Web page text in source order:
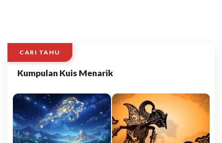
CARI TAHU
Kumpulan Kuis Menarik